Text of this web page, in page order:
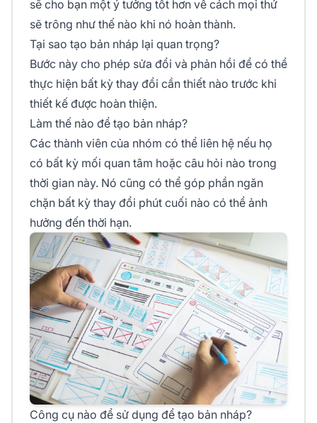
sẽ cho bạn một ý tưởng tốt hơn về cách mọi thứ
sẽ trông như thế nào khi nó hoàn thành.
Tại sao tạo bản nháp lại quan trọng?
Bước này cho phép sửa đổi và phản hồi để có thể
thực hiện bất kỳ thay đổi cần thiết nào trước khi
thiết kế được hoàn thiện.
Làm thế nào để tạo bản nháp?
Các thành viên của nhóm có thể liên hệ nếu họ
có bất kỳ mối quan tâm hoặc câu hỏi nào trong
thời gian này. Nó cũng có thể góp phần ngăn
chặn bất kỳ thay đổi phút cuối nào có thể ảnh
hưởng đến thời hạn.
Công cụ nào để sử dụng để tạo bản nháp?